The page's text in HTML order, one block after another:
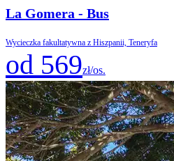
La Gomera - Bus
Wycieczka fakultatywna z Hiszpanii, Teneryfa
od 569zł/os.